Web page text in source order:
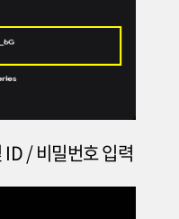
/ 비밀번호 입력